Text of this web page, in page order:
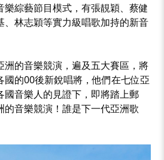
綜藝節目模式，有張靚穎、蔡健
、林志穎等實力級唱歌加持的新音
洲的音樂競演，遍及五大賽區，將
國的00後新銳唱將，他們在七位亞
國音樂人的見證下，即將踏上郵
的音樂競演！誰是下一代亞洲歌